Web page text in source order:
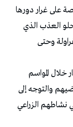
على غرار دورها
العذب الذي
وحتى
خلال المواسم
والتوجه إلى
نشاطهم الزراعي